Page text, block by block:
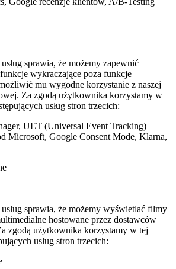
sprawia, że możemy zapewnić
wykraczające poza funkcje
mu wygodne korzystanie z naszej
Za zgodą użytkownika korzystamy w
usług stron trzecich:
UET (Universal Event Tracking)
Microsoft, Google Consent Mode, Klarna,
sprawia, że możemy wyświetlać filmy
hostowane przez dostawców
zgodą użytkownika korzystamy w tej
usług stron trzecich: